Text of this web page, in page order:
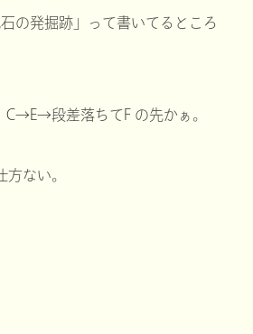
の発掘跡」って書いてるところ
C→E→段差落ちてF の先かぁ。
方ない。